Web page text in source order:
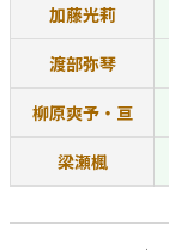
加藤光莉
渡部弥琴
柳原爽予・亘
梁瀬楓